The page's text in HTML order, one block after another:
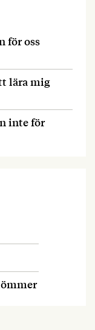
för oss
lära mig
inte för